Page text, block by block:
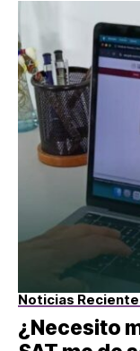
Noticias
¿Necesito